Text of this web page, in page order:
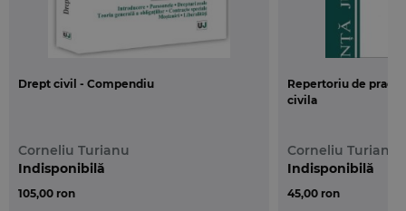
Drept civil - Compendiu
Corneliu Turianu
105,00 ron
Indisponibilă
Repertoriu de
civila
Corneliu Turianu
45,00 ron
Indisponibilă